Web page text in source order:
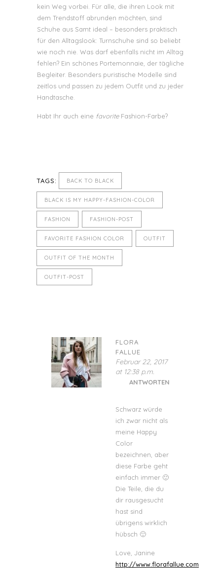
kein Weg vorbei. Für alle, die ihren Look mit
dem Trendstoff abrunden möchten, sind
Schuhe aus Samt ideal – besonders praktisch
für den Alltagslook: Turnschuhe sind so beliebt
wie noch nie. Was darf ebenfalls nicht im Alltag
fehlen? Ein schönes Portemonnaie, der tägliche
Begleiter. Besonders puristische Modelle sind
zeitlos und passen zu jedem Outfit und zu jeder
Handtasche.
Habt Ihr auch eine favorite Fashion-Farbe?
TAGS: BACK TO BLACK
BLACK IS MY HAPPY-FASHION-COLOR
FASHION FASHION-POST
FAVORITE FASHION COLOR OUTFIT
OUTFIT OF THE MONTH
OUTFIT-POST
FLORA
FALLUE
Februar 22, 2017
at 12:38 p.m.
ANTWORTEN
Schwarz würde
ich zwar nicht als
meine Happy
Color
bezeichnen, aber
diese Farbe geht
einfach immer 🙂
Die Teile, die du
dir rausgesucht
hast sind
übrigens wirklich
hübsch 🙂
Love, Janine
http://www.florafallue.com